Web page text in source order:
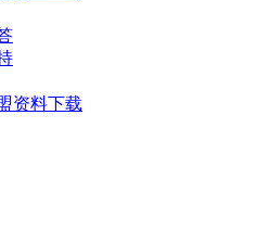
资料下载